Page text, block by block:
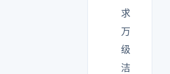
求
万
级
洁